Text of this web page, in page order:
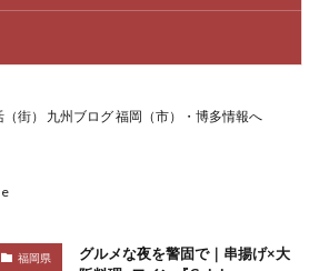
福岡県
グルメな夜を警固で｜串揚げ×大